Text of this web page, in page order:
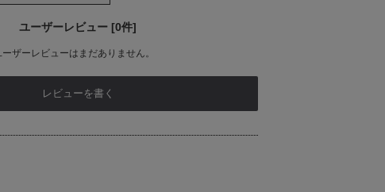
ユーザーレビュー [0件]
ザーレビューはまだありません。
レビューを書く